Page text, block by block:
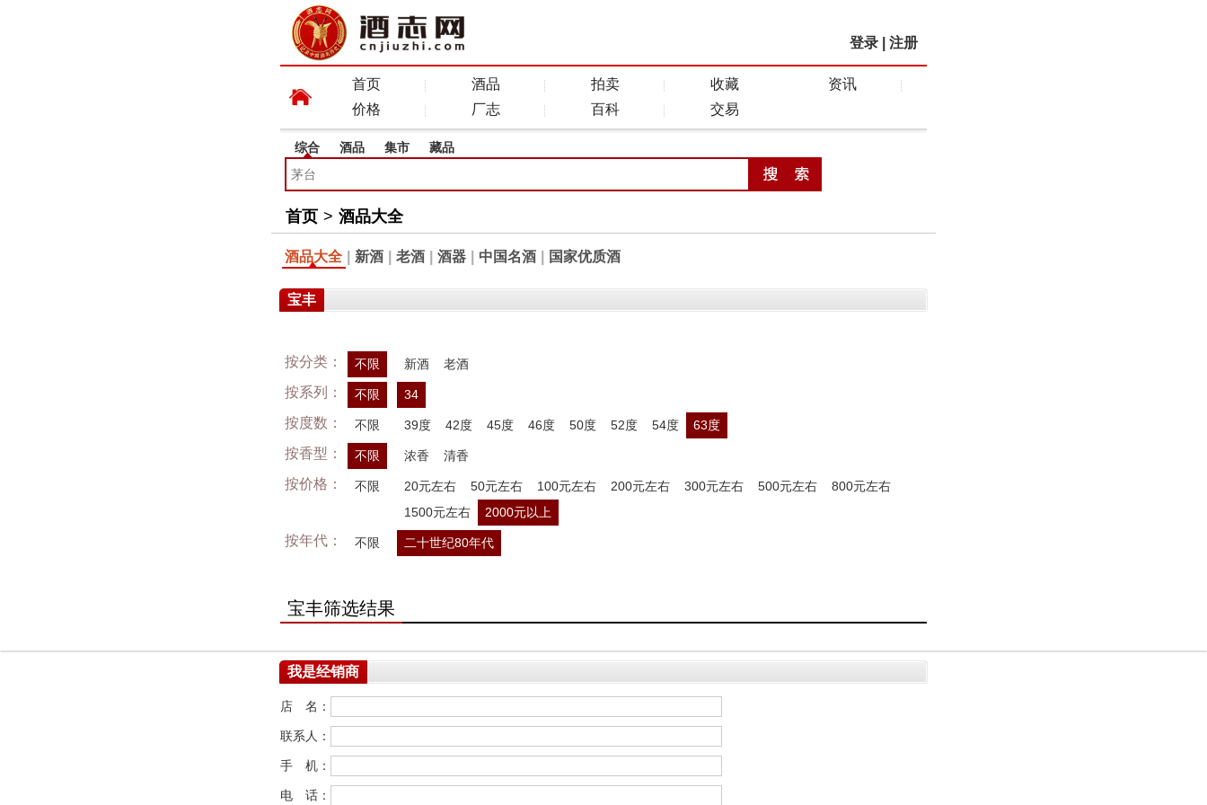
登录 注册
首页 酒品 拍卖 收藏
资讯
价格
厂志 百科 交易
综合 酒品 集市 藏品
首页 > 酒品大全
酒品大全 新酒 老酒 酒器 中国名酒 国家优质酒
宝丰
按分类： 不限 新酒 老酒
按系列： 不限 34
按度数： 不限 39度 42度 45度 46度 50度 52度 54度 63度
按香型： 不限 浓香 清香
按价格： 不限 20元左右 50元左右 100元左右 200元左右 300元左右 500元左右
800元左右
1500元左右
2000元以上
按年代： 不限 二十世纪80年代
宝丰筛选结果
我是经销商
店 名：
联系人：
手 机：
电 话：